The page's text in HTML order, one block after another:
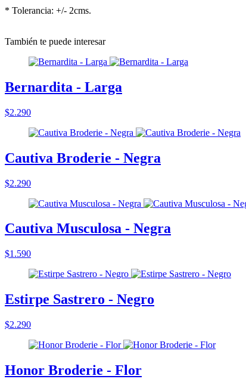
* Tolerancia: +/- 2cms.
También te puede interesar
Bernardita - Larga
$2.290
Cautiva Broderie - Negra
$2.290
Cautiva Musculosa - Negra
$1.590
Estirpe Sastrero - Negro
$2.290
Honor Broderie - Flor